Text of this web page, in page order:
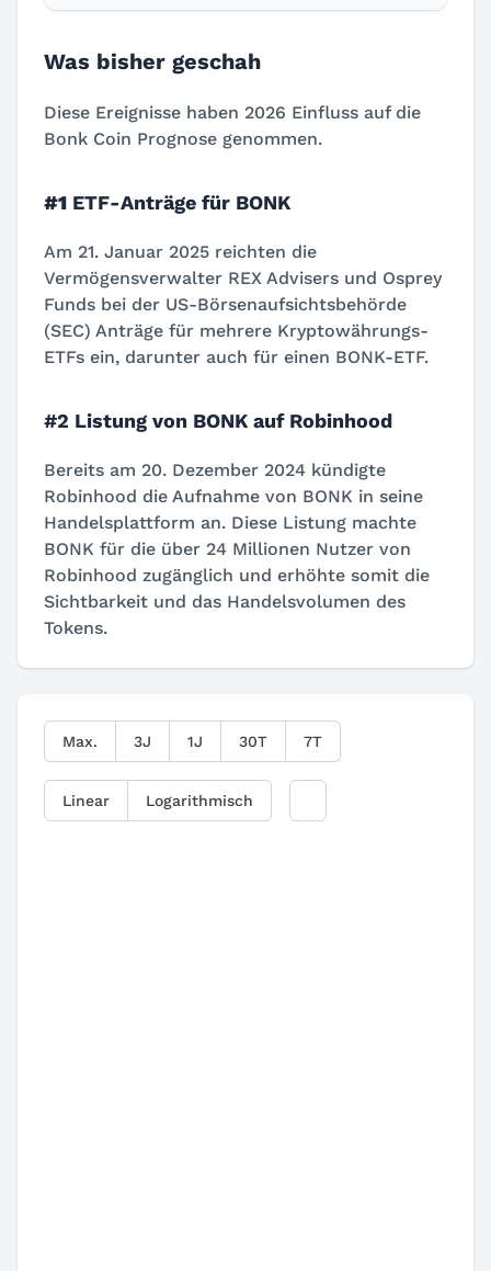
Was bisher geschah
Diese Ereignisse haben 2026 Einfluss auf die
Bonk Coin Prognose genommen.
#1 ETF-Anträge für BONK
Am 21. Januar 2025 reichten die
Vermögensverwalter REX Advisers und Osprey
Funds bei der US-Börsenaufsichtsbehörde
(SEC) Anträge für mehrere Kryptowährungs-
ETFs ein, darunter auch für einen BONK-ETF.
#2 Listung von BONK auf Robinhood
Bereits am 20. Dezember 2024 kündigte
Robinhood die Aufnahme von BONK in seine
Handelsplattform an. Diese Listung machte
BONK für die über 24 Millionen Nutzer von
Robinhood zugänglich und erhöhte somit die
Sichtbarkeit und das Handelsvolumen des
Tokens.
Max. 3J 1J 30T 7T
Linear Logarithmisch